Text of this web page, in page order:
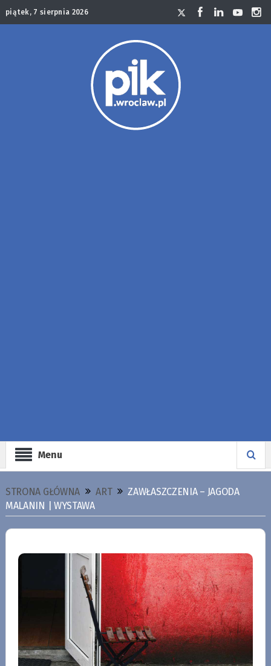
piątek, 7 sierpnia 2026
Menu
STRONA GŁÓWNA ART
ZAWŁASZCZENIA – JAGODA
MALANIN | WYSTAWA